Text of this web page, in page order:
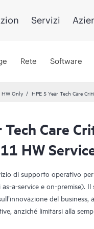
Servizi
Rete Software
HW Only HPE 5 Year Tech Care
Tech Care
HW
di supporto operativo
a-service e on-premise).
del
anziché limitarsi alla